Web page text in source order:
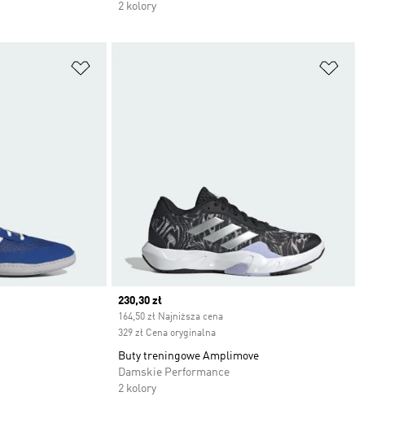
2 kolory
Current price
230,30 zł
164,50 zł Najniższa cena
329 zł Cena oryginalna
Buty treningowe Amplimove
Damskie Performance
2 kolory